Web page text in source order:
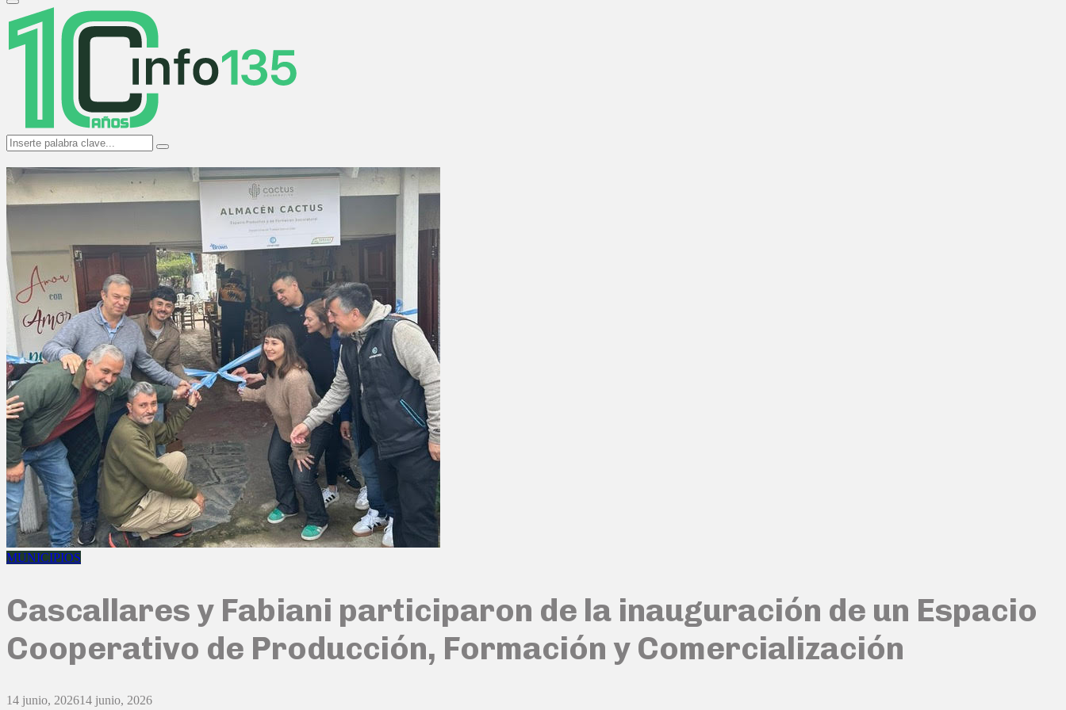
Primary
Menu
Search
for:
Search
MUNICIPIOS
Cascallares y Fabiani participaron de la inauguración de un Espacio
Cooperativo de Producción, Formación y Comercialización
14 junio, 202614 junio, 2026